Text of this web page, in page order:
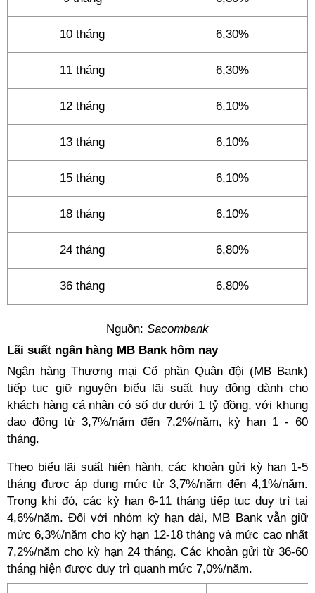
10 tháng 6,30%
11 tháng 6,30%
12 tháng 6,10%
13 tháng 6,10%
15 tháng 6,10%
18 tháng 6,10%
24 tháng 6,80%
36 tháng 6,80%
Nguồn: Sacombank
Lãi suất ngân hàng MB Bank hôm nay
Ngân hàng Thương mại Cổ phần Quân đội (MB Bank)
tiếp tục giữ nguyên biểu lãi suất huy động dành cho
khách hàng cá nhân có số dư dưới 1 tỷ đồng, với khung
dao động từ 3,7%/năm đến 7,2%/năm, kỳ hạn 1 - 60
tháng.
Theo biểu lãi suất hiện hành, các khoản gửi kỳ hạn 1-5
tháng được áp dụng mức từ 3,7%/năm đến 4,1%/năm.
Trong khi đó, các kỳ hạn 6-11 tháng tiếp tục duy trì tại
4,6%/năm. Đối với nhóm kỳ hạn dài, MB Bank vẫn giữ
mức 6,3%/năm cho kỳ hạn 12-18 tháng và mức cao nhất
7,2%/năm cho kỳ hạn 24 tháng. Các khoản gửi từ 36-60
tháng hiện được duy trì quanh mức 7,0%/năm.